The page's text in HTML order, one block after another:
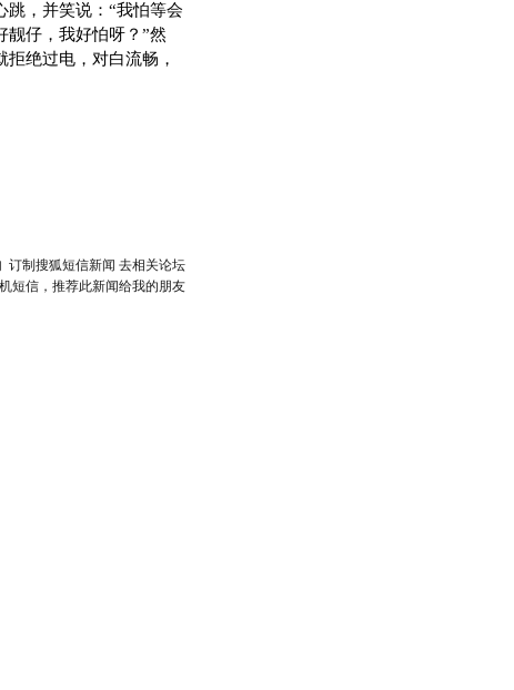
跳，并笑说：“我怕等会
靓仔，我好怕呀？”然
绝过电，对白流畅，
订制搜狐短信新闻 去相关论坛
短信，推荐此新闻给我的朋友